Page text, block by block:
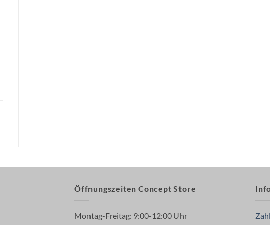
Öffnungszeiten Concept Store
Montag-Freitag: 9:00-12:00 Uhr